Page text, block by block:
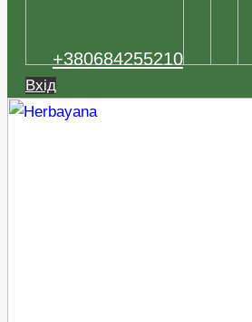
+380684255210
Вхід